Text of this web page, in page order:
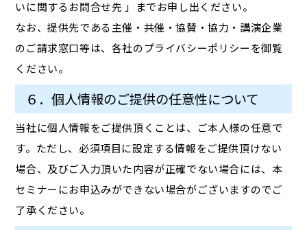
いに関するお問合せ先 」までお申し出ください。
なお、提供先である主催・共催・協賛・協力・講演企業
のご請求窓口等は、各社のプライバシーポリシーを御覧
ください。
６．個人情報のご提供の任意性について
当社に個人情報をご提供頂くことは、ご本人様の任意で
す。ただし、必須項目に設定する情報をご提供頂けない
場合、及びご入力頂いた内容が正確でない場合には、本
セミナーにお申込みができない場合がございますのでご
了承ください。